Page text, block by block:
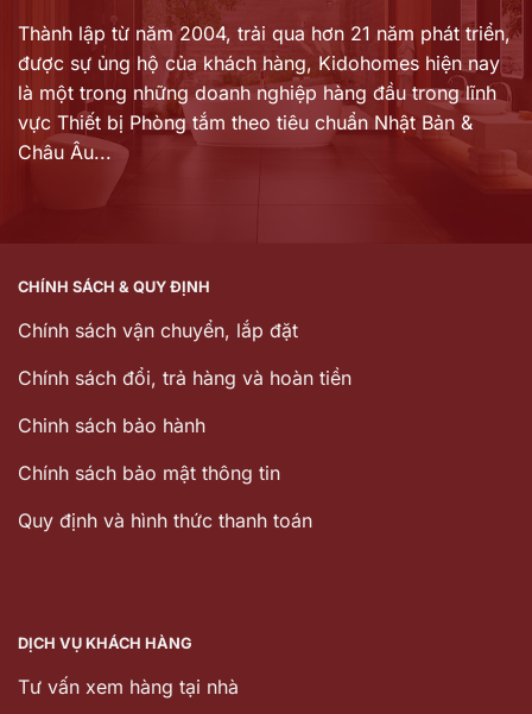
Thành lập từ năm 2004, trải qua hơn 21 năm phát triển,
được sự ủng hộ của khách hàng, Kidohomes hiện nay
là một trong những doanh nghiệp hàng đầu trong lĩnh
vực Thiết bị Phòng tắm theo tiêu chuẩn Nhật Bản &
Châu Âu...
CHÍNH SÁCH & QUY ĐỊNH
Chính sách vận chuyển, lắp đặt
Chính sách đổi, trả hàng và hoàn tiền
Chinh sách bảo hành
Chính sách bảo mật thông tin
Quy định và hình thức thanh toán
DỊCH VỤ KHÁCH HÀNG
Tư vấn xem hàng tại nhà